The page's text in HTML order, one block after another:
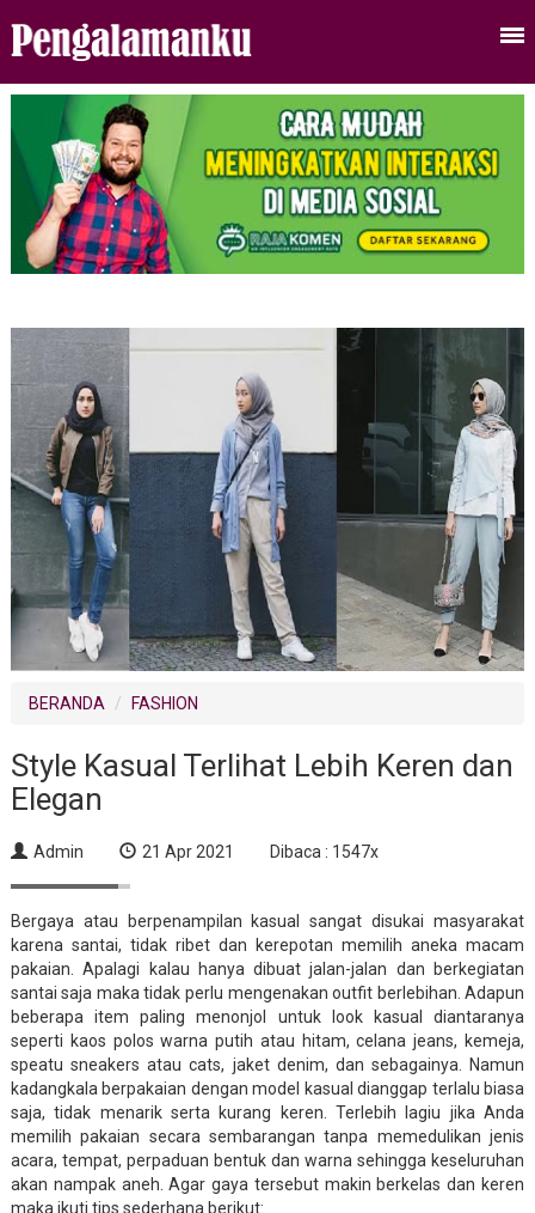
BERANDA FASHION
Style Kasual Terlihat Lebih Keren dan
Elegan
Admin 21 Apr 2021 Dibaca : 1547x
Bergaya atau berpenampilan kasual sangat disukai masyarakat
karena santai, tidak ribet dan kerepotan memilih aneka macam
pakaian. Apalagi kalau hanya dibuat jalan-jalan dan berkegiatan
santai saja maka tidak perlu mengenakan outfit berlebihan. Adapun
beberapa item paling menonjol untuk look kasual diantaranya
seperti kaos polos warna putih atau hitam, celana jeans, kemeja,
speatu sneakers atau cats, jaket denim, dan sebagainya. Namun
kadangkala berpakaian dengan model kasual dianggap terlalu biasa
saja, tidak menarik serta kurang keren. Terlebih lagiu jika Anda
memilih pakaian secara sembarangan tanpa memedulikan jenis
acara, tempat, perpaduan bentuk dan warna sehingga keseluruhan
akan nampak aneh. Agar gaya tersebut makin berkelas dan keren
maka ikuti tips sederhana berikut: